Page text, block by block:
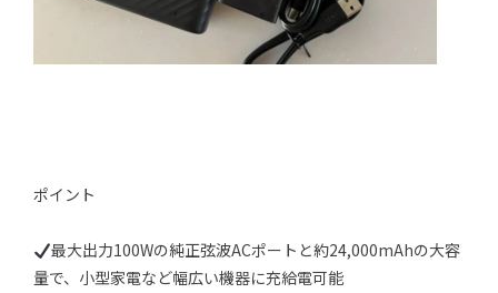
ポイント
最大出力100Wの純正弦波ACポートと約24,000mAhの大容
量で、小型家電など幅広い機器に充給電可能